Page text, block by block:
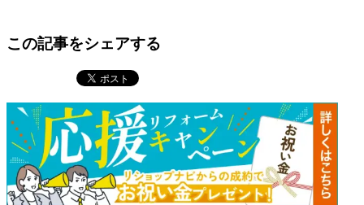
この記事をシェアする